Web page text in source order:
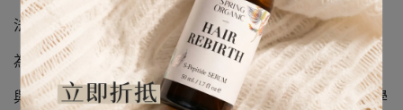
法律明文規定。
為免除您生命、身體、自由或財產上之危險。
與公務機關或學術研究機構合作，基於公共利益為統計或學